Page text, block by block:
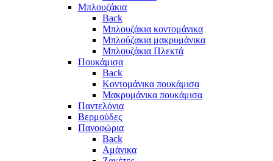
Μπλουζάκια
Back
Μπλουζάκια κοντομάνικα
Μπλούζακια μακρυμάνικα
Μπλουζάκια Πλεκτά
Πουκάμισα
Back
Κοντομάνικα πουκάμισα
Μακρυμάνικα πουκάμισα
Παντελόνια
Βερμούδες
Πανοφώρια
Back
Αμάνικα